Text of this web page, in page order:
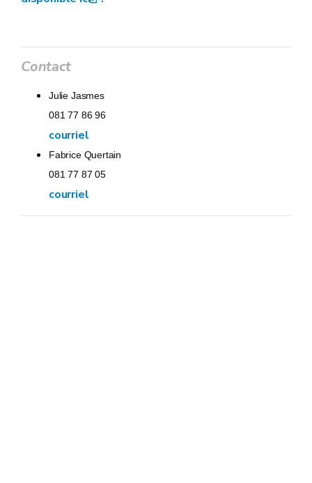
Contact
Julie Jasmes
081 77 86 96
courriel
Fabrice Quertain
081 77 87 05
courriel